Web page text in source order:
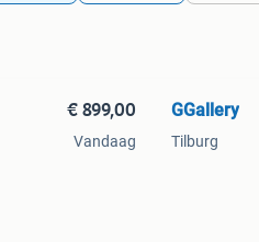
€ 899,00
Vandaag
GGallery
Tilburg